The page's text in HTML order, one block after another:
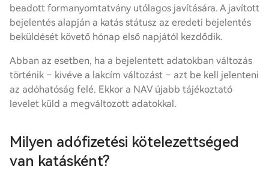
beadott formanyomtatvány utólagos javítására. A javított
bejelentés alapján a katás státusz az eredeti bejelentés
beküldését követő hónap első napjától kezdődik.
Abban az esetben, ha a bejelentett adatokban változás
történik – kivéve a lakcím változást – azt be kell jelenteni
az adóhatóság felé. Ekkor a NAV újabb tájékoztató
levelet küld a megváltozott adatokkal.
Milyen adófizetési kötelezettséged
van katásként?